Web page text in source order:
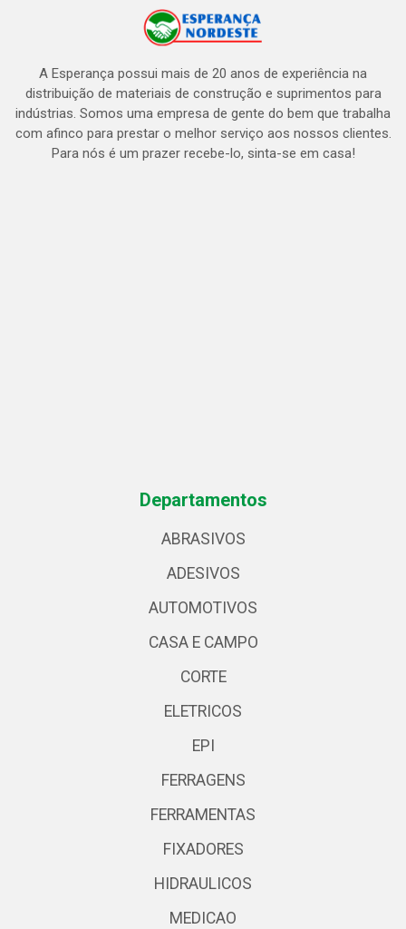
A Esperança possui mais de 20 anos de experiência na
distribuição de materiais de construção e suprimentos para
indústrias. Somos uma empresa de gente do bem que trabalha
com afinco para prestar o melhor serviço aos nossos clientes.
Para nós é um prazer recebe-lo, sinta-se em casa!
Departamentos
ABRASIVOS
ADESIVOS
AUTOMOTIVOS
CASA E CAMPO
CORTE
ELETRICOS
EPI
FERRAGENS
FERRAMENTAS
FIXADORES
HIDRAULICOS
MEDICAO